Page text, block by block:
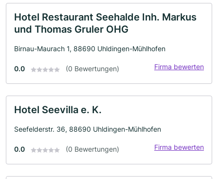
Hotel Restaurant Seehalde Inh. Markus
und Thomas Gruler OHG
Birnau-Maurach 1, 88690 Uhldingen-Mühlhofen
0.0 (0 Bewertungen) Firma bewerten
Hotel Seevilla e. K.
Seefelderstr. 36, 88690 Uhldingen-Mühlhofen
0.0 (0 Bewertungen) Firma bewerten